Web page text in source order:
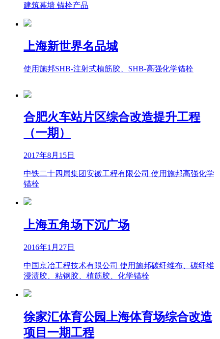
建筑幕墙 锚栓产品
上海新世界名品城
使用施邦SHB-注射式植筋胶、SHB-高强化学锚栓
合肥火车站片区综合改造提升工程
（一期）
2017年8月15日
中铁二十四局集团安徽工程有限公司 使用施邦高强化学
锚栓
上海五角场下沉广场
2016年1月27日
中国京冶工程技术有限公司 使用施邦碳纤维布、碳纤维
浸渍胶、粘钢胶、植筋胶、化学锚栓
徐家汇体育公园上海体育场综合改造
项目一期工程